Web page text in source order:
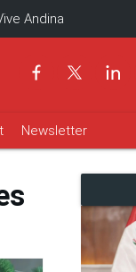
Andina
Newsletter